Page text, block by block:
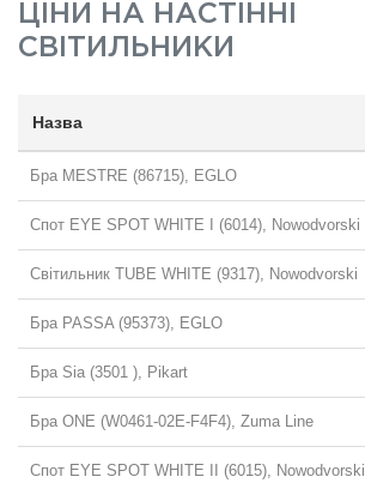
ЦІНИ НА НАСТІННІ
СВІТИЛЬНИКИ
Назва
Бра MESTRE (86715), EGLO
Спот EYE SPOT WHITE I (6014), Nowodvorski
Світильник TUBE WHITE (9317), Nowodvorski
Бра PASSA (95373), EGLO
Бра Sia (3501 ), Pikart
Бра ONE (W0461-02E-F4F4), Zuma Line
Спот EYE SPOT WHITE II (6015), Nowodvorski